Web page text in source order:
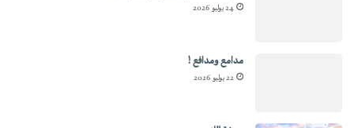
24 يوليو 2026
مدامع ومدافع !
22 يوليو 2026